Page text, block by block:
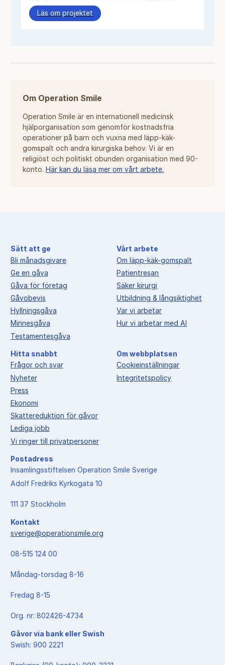
Läs om projektet
Om Operation Smile
Operation Smile är en internationell medicinsk
hjälporganisation som genomför kostnadsfria
operationer på barn och vuxna med läpp-käk-
gomspalt och andra kirurgiska behov. Vi är en
religiöst och politiskt obunden organisation med 90-
konto. Här kan du läsa mer om vårt arbete.
Sätt att ge
Bli månadsgivare
Ge en gåva
Gåva för företag
Gåvobevis
Hyllningsgåva
Minnesgåva
Testamentesgåva
Vårt arbete
Om läpp-käk-gomspalt
Patientresan
Säker kirurgi
Utbildning & långsiktighet
Var vi arbetar
Hur vi arbetar med AI
Hitta snabbt
Frågor och svar
Nyheter
Press
Ekonomi
Skattereduktion för gåvor
Lediga jobb
Vi ringer till privatpersoner
Om webbplatsen
Cookieinställningar
Integritetspolicy
Postadress
Insamlingsstiftelsen Operation Smile Sverige
Adolf Fredriks Kyrkogata 10
111 37 Stockholm
Kontakt
sverige@operationsmile.org
08-515 124 00
Måndag-torsdag 8-16
Fredag 8-15
Org. nr: 802426-4734
Gåvor via bank eller Swish
Swish: 900 2221